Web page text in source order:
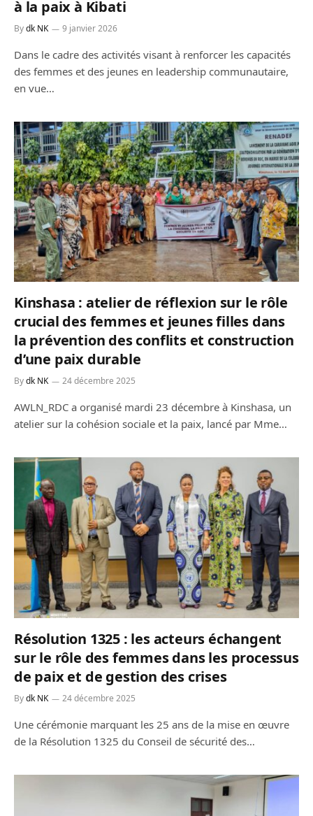
à la paix à Kibati
Bydk NK 9 janvier 2026
Dans le cadre des activités visant à renforcer les capacités
des femmes et des jeunes en leadership communautaire,
en vue…
Kinshasa : atelier de réflexion sur le rôle
crucial des femmes et jeunes filles dans
la prévention des conflits et construction
d’une paix durable
Bydk NK 24 décembre 2025
AWLN_RDC a organisé mardi 23 décembre à Kinshasa, un
atelier sur la cohésion sociale et la paix, lancé par Mme…
Résolution 1325 : les acteurs échangent
sur le rôle des femmes dans les processus
de paix et de gestion des crises
Bydk NK 24 décembre 2025
Une cérémonie marquant les 25 ans de la mise en œuvre
de la Résolution 1325 du Conseil de sécurité des…